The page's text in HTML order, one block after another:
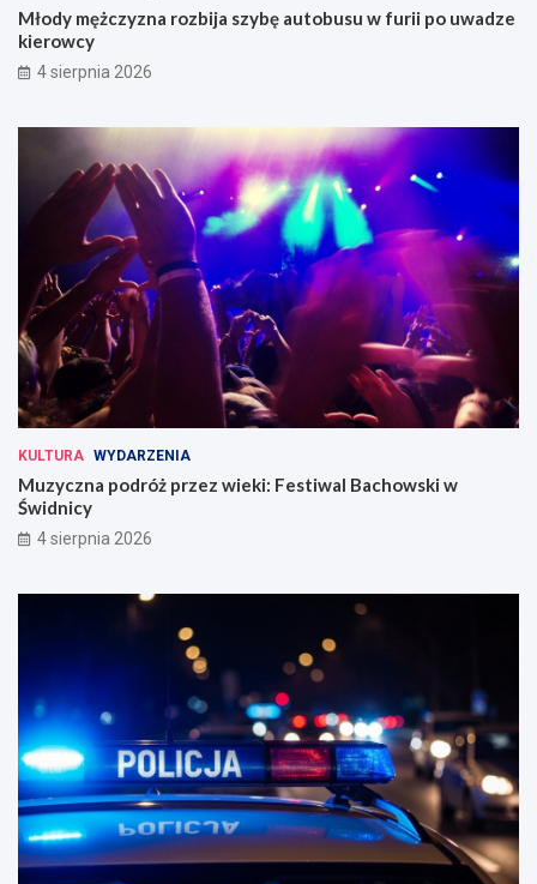
Młody mężczyzna rozbija szybę autobusu w furii po uwadze
kierowcy
4 sierpnia 2026
KULTURA WYDARZENIA
Muzyczna podróż przez wieki: Festiwal Bachowski w
Świdnicy
4 sierpnia 2026